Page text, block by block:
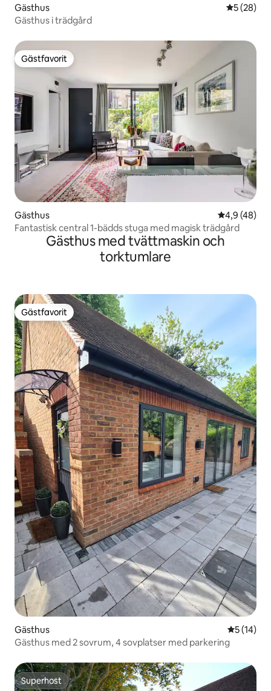
Gästhus 5 av 5 i
5 (28)
Gästhus i trädgård
Gästfavorit
Gästfavorit
Gästhus 4,9 av 5 i
4,9 (48)
Fantastisk central 1-bädds stuga med magisk trädgård
Gästhus med tvättmaskin och
torktumlare
Gästfavorit
Gästfavorit
Gästhus 5 av 5 i
5 (14)
Gästhus med 2 sovrum, 4 sovplatser med parkering
Superhost
Superhost